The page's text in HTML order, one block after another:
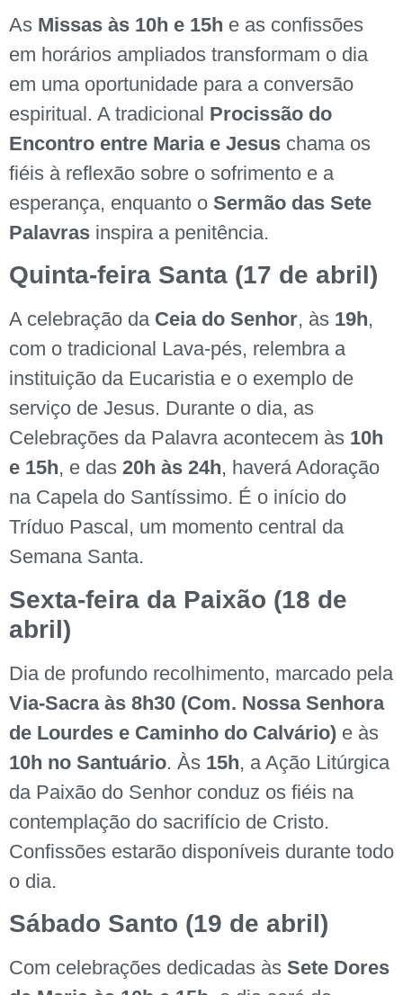
As Missas às 10h e 15h e as confissões
em horários ampliados transformam o dia
em uma oportunidade para a conversão
espiritual. A tradicional Procissão do
Encontro entre Maria e Jesus chama os
fiéis à reflexão sobre o sofrimento e a
esperança, enquanto o Sermão das Sete
Palavras inspira a penitência.
Quinta-feira Santa (17 de abril)
A celebração da Ceia do Senhor, às 19h,
com o tradicional Lava-pés, relembra a
instituição da Eucaristia e o exemplo de
serviço de Jesus. Durante o dia, as
Celebrações da Palavra acontecem às 10h
e 15h, e das 20h às 24h, haverá Adoração
na Capela do Santíssimo. É o início do
Tríduo Pascal, um momento central da
Semana Santa.
Sexta-feira da Paixão (18 de
abril)
Dia de profundo recolhimento, marcado pela
Via-Sacra às 8h30 (Com. Nossa Senhora
de Lourdes e Caminho do Calvário) e às
10h no Santuário. Às 15h, a Ação Litúrgica
da Paixão do Senhor conduz os fiéis na
contemplação do sacrifício de Cristo.
Confissões estarão disponíveis durante todo
o dia.
Sábado Santo (19 de abril)
Com celebrações dedicadas às Sete Dores